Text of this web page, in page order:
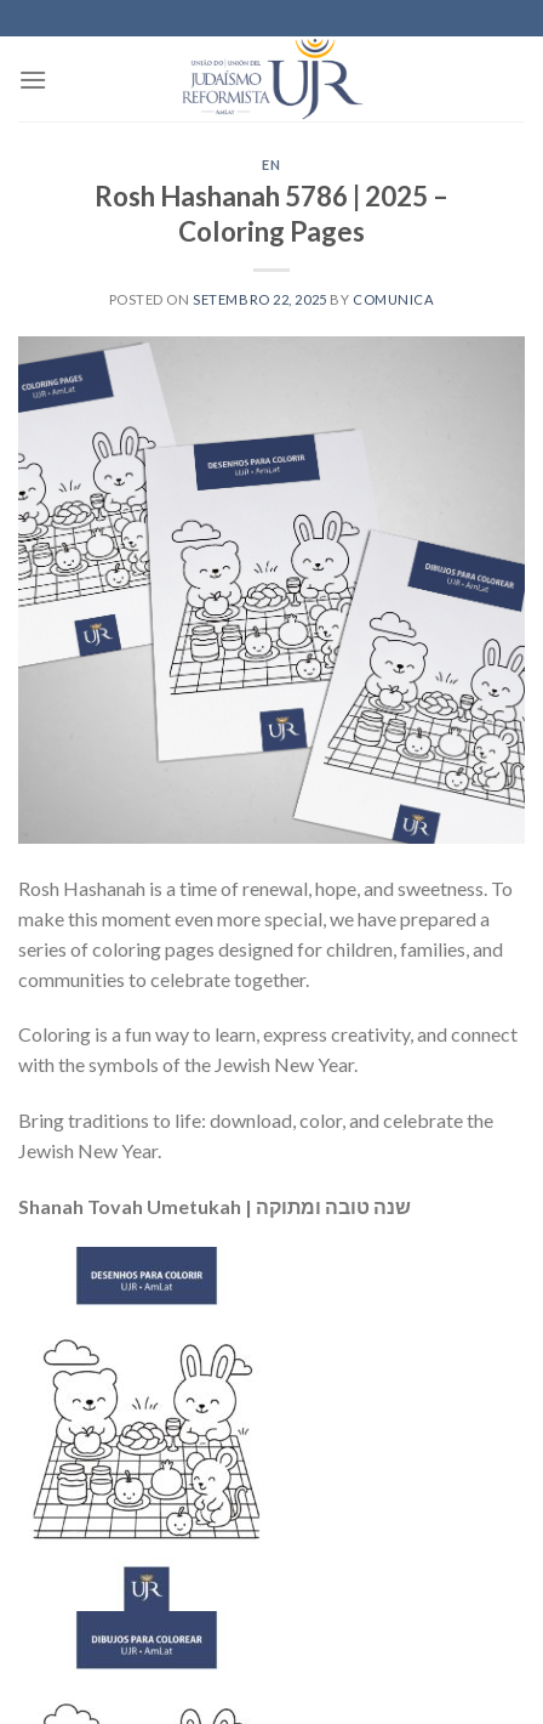
to
content
EN
Rosh Hashanah 5786 | 2025 –
Coloring Pages
POSTED ON SETEMBRO 22, 2025 BY COMUNICA
Rosh Hashanah is a time of renewal, hope, and sweetness. To
make this moment even more special, we have prepared a
series of coloring pages designed for children, families, and
communities to celebrate together.
Coloring is a fun way to learn, express creativity, and connect
with the symbols of the Jewish New Year.
Bring traditions to life: download, color, and celebrate the
Jewish New Year.
Shanah Tovah Umetukah | שנה טובה ומתוקה